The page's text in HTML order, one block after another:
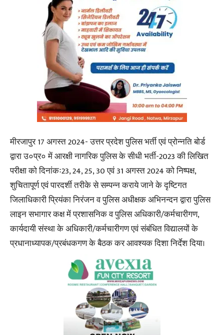
मीरजापुर 17 अगस्त 2024- उत्तर प्रदेश पुलिस भर्ती एवं प्रोन्नति बोर्ड
द्वारा उ०प्र० में आरक्षी नागरिक पुलिस के सीधी भर्ती-2023 की लिखित
परीक्षा को दिनांकः23, 24, 25, 30 एवं 31 अगस्त 2024 को निष्पक्ष,
शुचितापूर्ण एवं पारदर्शी तरीके से सम्पन्न कराये जाने के दृष्टिगत
जिलाधिकारी प्रियंका निरंजन व पुलिस अधीक्षक अभिनन्दन द्वारा पुलिस
लाइन सभागार कक्ष में प्रशासनिक व पुलिस अधिकारी/कर्मचारीगण,
कार्यदायी संस्था के अधिकारी/कर्मचारीगण एवं संबंधित विद्यालयों के
प्रधानाध्यापक/प्रबंधकगण के बैठक कर आवश्यक दिशा निर्देश दिया।